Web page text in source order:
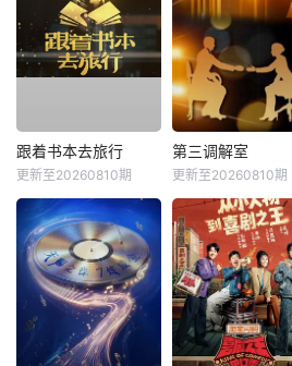
跟着书本去旅行
更新至20260810期
第三调解室
更新至20260810期